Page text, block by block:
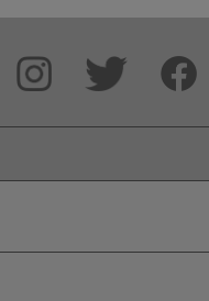
条件で絞り込む